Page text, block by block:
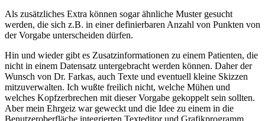
Als zusätzliches Extra können sogar ähnliche Muster gesucht
werden, die sich z.B. in einer definierbaren Anzahl von Punkten von
der Vorgabe unterscheiden dürfen.
Hin und wieder gibt es Zusatzinformationen zu einem Patienten, die
nicht in einem Datensatz untergebracht werden können. Daher der
Wunsch von Dr. Farkas, auch Texte und eventuell kleine Skizzen
mitzuverwalten. Ich wußte freilich nicht, welche Mühen und
welches Kopfzerbrechen mit dieser Vorgabe gekoppelt sein sollten.
Aber mein Ehrgeiz war geweckt und die Idee zu einem in die